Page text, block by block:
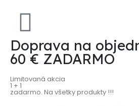
Doprava na
60 € ZADARMO
Limitovaná akcia
1 + 1
zadarmo. Na všetky produkty !!!